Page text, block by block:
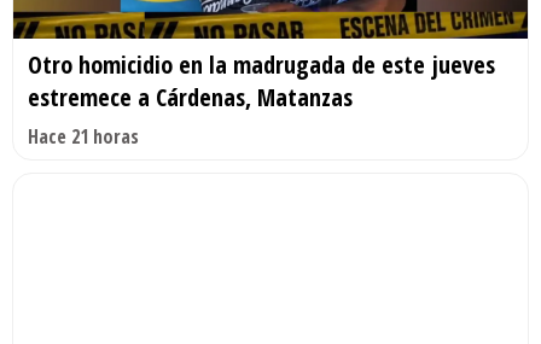
Otro homicidio en la madrugada de este jueves
estremece a Cárdenas, Matanzas
Hace 21 horas